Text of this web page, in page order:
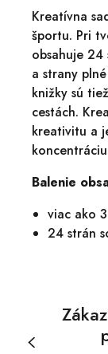
Kreatívna
športu. Pri
obsahuje 24
a strany
knižky sú
cestách.
kreativitu a
Balenie
viac ako
24 strán